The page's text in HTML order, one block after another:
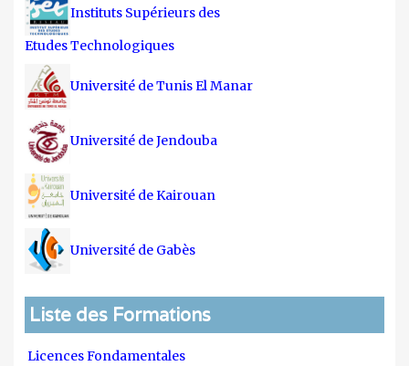
Instituts Supérieurs des
Etudes Technologiques
Université de Tunis El Manar
Université de Jendouba
Université de Kairouan
Université de Gabès
Liste des Formations
Licences Fondamentales